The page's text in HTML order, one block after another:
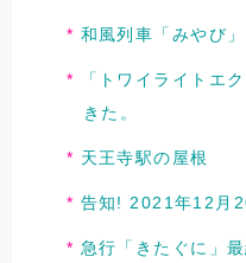
和風列車「みやび」
「トワイライトエ
きた。
天王寺駅の屋根
告知! 2021年12月
急行「きたぐに」